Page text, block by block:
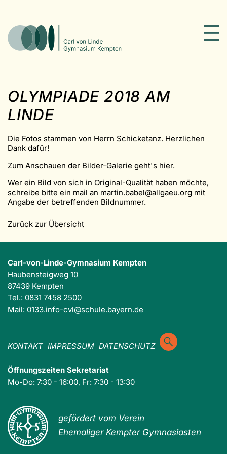
OLYMPIADE 2018 AM
LINDE
Die Fotos stammen von Herrn Schicketanz. Herzlichen
Dank dafür!
Zum Anschauen der Bilder-Galerie geht's hier.
Wer ein Bild von sich in Original-Qualität haben möchte,
schreibe bitte ein mail an martin.babel@allgaeu.org mit
Angabe der betreffenden Bildnummer.
Zurück zur Übersicht
Carl-von-Linde-Gymnasium Kempten
Haubensteigweg 10
87439 Kempten
Tel.: 0831 7458 2500
Mail: 0133.info-cvl@schule.bayern.de
KONTAKT IMPRESSUM DATENSCHUTZ
Öffnungszeiten Sekretariat
Mo-Do: 7:30 - 16:00, Fr: 7:30 - 13:30
gefördert vom Verein
Ehemaliger Kempter Gymnasiasten